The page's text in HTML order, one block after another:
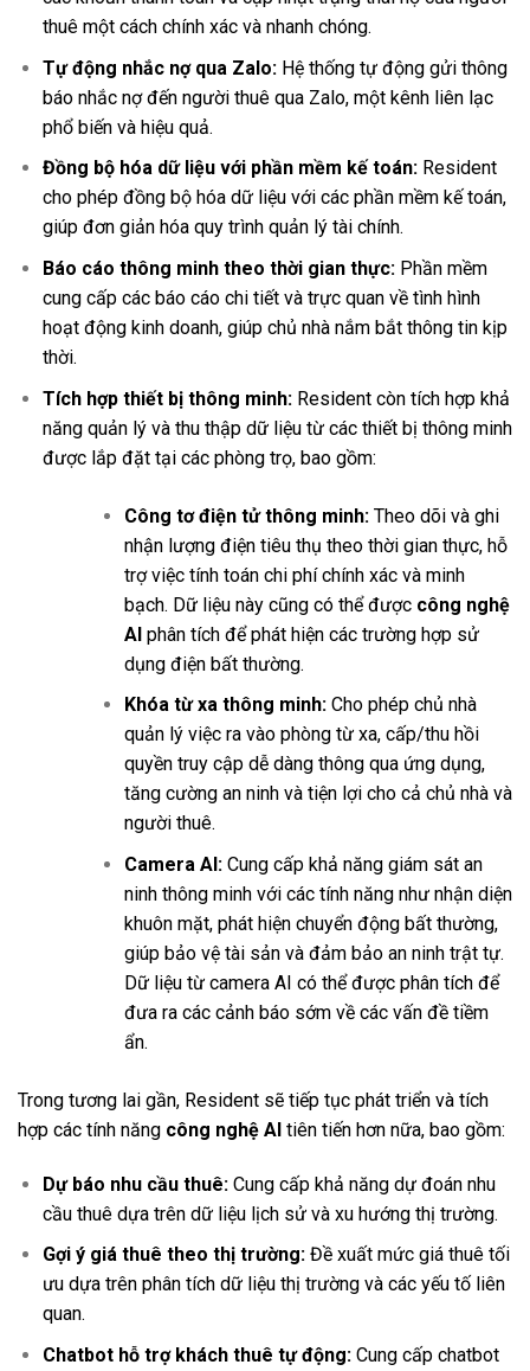
thuê một cách chính xác và nhanh chóng.
Tự động nhắc nợ qua Zalo:Hệ thống tự động gửi thông
báo nhắc nợ đến người thuê qua Zalo, một kênh liên lạc
phổ biến và hiệu quả.
Đồng bộ hóa dữ liệu với phần mềm kế toán:Resident
cho phép đồng bộ hóa dữ liệu với các phần mềm kế toán,
giúp đơn giản hóa quy trình quản lý tài chính.
Báo cáo thông minh theo thời gian thực:Phần mềm
cung cấp các báo cáo chi tiết và trực quan về tình hình
hoạt động kinh doanh, giúp chủ nhà nắm bắt thông tin kịp
thời.
Tích hợp thiết bị thông minh:Resident còn tích hợp khả
năng quản lý và thu thập dữ liệu từ các thiết bị thông minh
được lắp đặt tại các phòng trọ, bao gồm:
Công tơ điện tử thông minh:Theo dõi và ghi
nhận lượng điện tiêu thụ theo thời gian thực, hỗ
trợ việc tính toán chi phí chính xác và minh
bạch. Dữ liệu này cũng có thể được công nghệ
AIphân tích để phát hiện các trường hợp sử
dụng điện bất thường.
Khóa từ xa thông minh:Cho phép chủ nhà
quản lý việc ra vào phòng từ xa, cấp/thu hồi
quyền truy cập dễ dàng thông qua ứng dụng,
tăng cường an ninh và tiện lợi cho cả chủ nhà và
người thuê.
Camera AI:Cung cấp khả năng giám sát an
ninh thông minh với các tính năng như nhận diện
khuôn mặt, phát hiện chuyển động bất thường,
giúp bảo vệ tài sản và đảm bảo an ninh trật tự.
Dữ liệu từ camera AI có thể được phân tích để
đưa ra các cảnh báo sớm về các vấn đề tiềm
ẩn.
Trong tương lai gần, Resident sẽ tiếp tục phát triển và tích
hợp các tính năng công nghệ AI tiên tiến hơn nữa, bao gồm:
Dự báo nhu cầu thuê:Cung cấp khả năng dự đoán nhu
cầu thuê dựa trên dữ liệu lịch sử và xu hướng thị trường.
Gợi ý giá thuê theo thị trường:Đề xuất mức giá thuê tối
ưu dựa trên phân tích dữ liệu thị trường và các yếu tố liên
quan.
Chatbot hỗ trợ khách thuê tự động:Cung cấp chatbot